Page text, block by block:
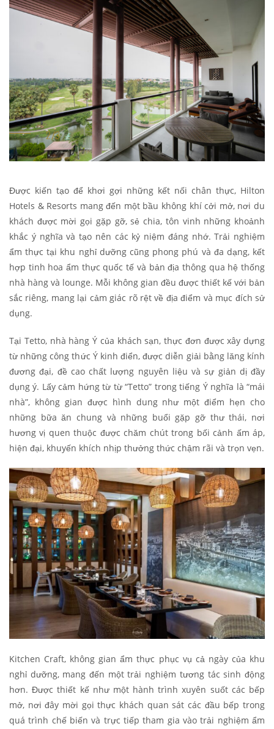
Được kiến tạo để khơi gợi những kết nối chân thực, Hilton
Hotels & Resorts mang đến một bầu không khí cởi mở, nơi du
khách được mời gọi gặp gỡ, sẻ chia, tôn vinh những khoảnh
khắc ý nghĩa và tạo nên các kỷ niệm đáng nhớ. Trải nghiệm
ẩm thực tại khu nghỉ dưỡng cũng phong phú và đa dạng, kết
hợp tinh hoa ẩm thực quốc tế và bản địa thông qua hệ thống
nhà hàng và lounge. Mỗi không gian đều được thiết kế với bản
sắc riêng, mang lại cảm giác rõ rệt về địa điểm và mục đích sử
dụng.
Tại Tetto, nhà hàng Ý của khách sạn, thực đơn được xây dựng
từ những công thức Ý kinh điển, được diễn giải bằng lăng kính
đương đại, đề cao chất lượng nguyên liệu và sự giản dị đầy
dụng ý. Lấy cảm hứng từ từ “Tetto” trong tiếng Ý nghĩa là “mái
nhà”, không gian được hình dung như một điểm hẹn cho
những bữa ăn chung và những buổi gặp gỡ thư thái, nơi
hương vị quen thuộc được chăm chút trong bối cảnh ấm áp,
hiện đại, khuyến khích nhịp thưởng thức chậm rãi và trọn vẹn.
Kitchen Craft, không gian ẩm thực phục vụ cả ngày của khu
nghỉ dưỡng, mang đến một trải nghiệm tương tác sinh động
hơn. Được thiết kế như một hành trình xuyên suốt các bếp
mở, nơi đây mời gọi thực khách quan sát các đầu bếp trong
quá trình chế biến và trực tiếp tham gia vào trải nghiệm ẩm